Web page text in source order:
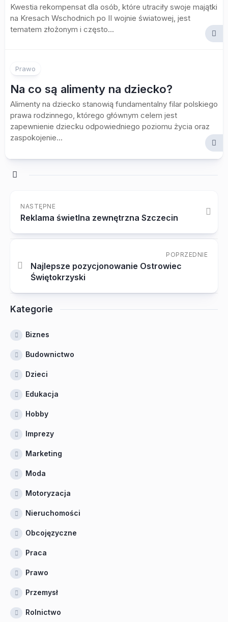
Kwestia rekompensat dla osób, które utraciły swoje majątki
na Kresach Wschodnich po II wojnie światowej, jest
tematem złożonym i często...
Prawo
Na co są alimenty na dziecko?
Alimenty na dziecko stanowią fundamentalny filar polskiego
prawa rodzinnego, którego głównym celem jest
zapewnienie dziecku odpowiedniego poziomu życia oraz
zaspokojenie...
NASTĘPNE
Reklama świetlna zewnętrzna Szczecin
POPRZEDNIE
Najlepsze pozycjonowanie Ostrowiec
Świętokrzyski
Kategorie
Biznes
Budownictwo
Dzieci
Edukacja
Hobby
Imprezy
Marketing
Moda
Motoryzacja
Nieruchomości
Obcojęzyczne
Praca
Prawo
Przemysł
Rolnictwo